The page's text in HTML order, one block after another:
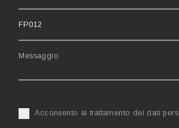
Acconsento al trattamento dei dati